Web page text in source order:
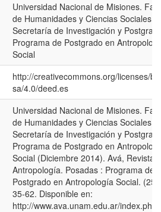
Universidad Nacional de Misiones.
de Humanidades y Ciencias Sociales.
Secretaría de Investigación y
Programa de Postgrado en
Social
http://creativecommons.org/licenses/
sa/4.0/deed.es
Universidad Nacional de Misiones.
de Humanidades y Ciencias Sociales.
Secretaría de Investigación y
Programa de Postgrado en
Social (Diciembre 2014). Avá, Revista
Antropología. Posadas : Programa de
Postgrado en Antropología Social.
35-62. Disponible en:
http://www.ava.unam.edu.ar/index.php